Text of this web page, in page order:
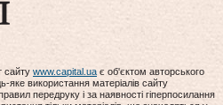
сайту www.capital.ua є об'єктом авторського
використання матеріалів сайту
передруку і за наявності гіперпосилання